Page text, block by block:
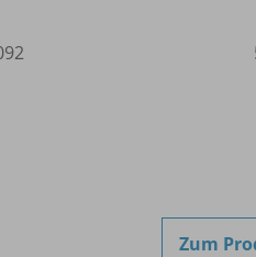
Zum